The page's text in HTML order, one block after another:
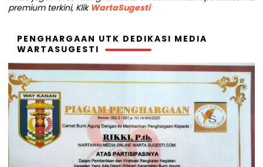
premium terkini, Klik WartaSugesti
PENGHARGAAN UTK DEDIKASI MEDIA
WARTASUGESTI